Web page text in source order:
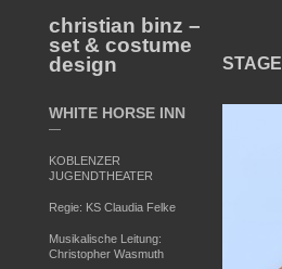
christian binz –
set & costume
design
STAGE
WHITE HORSE INN
—
KOBLENZER
JUGENDTHEATER
Regie: KS Claudia Felke
Musikalische Leitung:
Christopher Wasmuth